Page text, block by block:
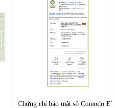
Chứng chỉ bảo mật số Comodo EV